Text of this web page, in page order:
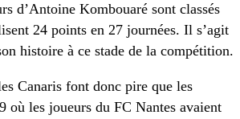
d’Antoine Kombouaré sont classés
24 points en 27 journées. Il s’agit
histoire à ce stade de la compétition.
Canaris font donc pire que les
où les joueurs du FC Nantes avaient